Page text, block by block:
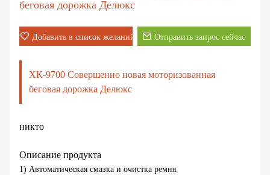
беговая дорожка Делюкс
Добавить в список желаний Отправить запрос сейчас
ХК-9700 Совершенно новая моторизованная
беговая дорожка Делюкс
никто
Описание продукта
1) Автоматическая смазка и очистка ремня.